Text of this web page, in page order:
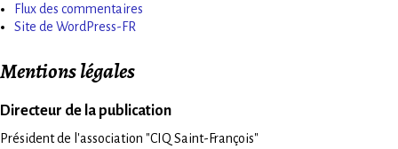
Flux des commentaires
Site de WordPress-FR
Mentions légales
Directeur de la publication
Président de l'association "CIQ Saint-François"